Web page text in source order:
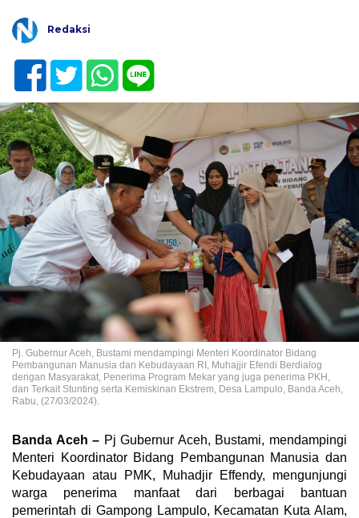
Redaksi
Pj. Gubernur Aceh, Bustami mendampingi Menteri Koordinator Bidang
Pembangunan Manusia dan Kebudayaan RI, Muhajjir Efendi Berdialog
dengan Masyarakat, Penerima Program Mekar yang juga penerima PKH,
dan Terkait Stunting serta Kemiskinan Ekstrem, Desa Lampulo, Banda Aceh,
Rabu, (27/03/2024).
Banda Aceh – Pj Gubernur Aceh, Bustami, mendampingi
Menteri Koordinator Bidang Pembangunan Manusia dan
Kebudayaan atau PMK, Muhadjir Effendy, mengunjungi
warga penerima manfaat dari berbagai bantuan
pemerintah di Gampong Lampulo, Kecamatan Kuta Alam,